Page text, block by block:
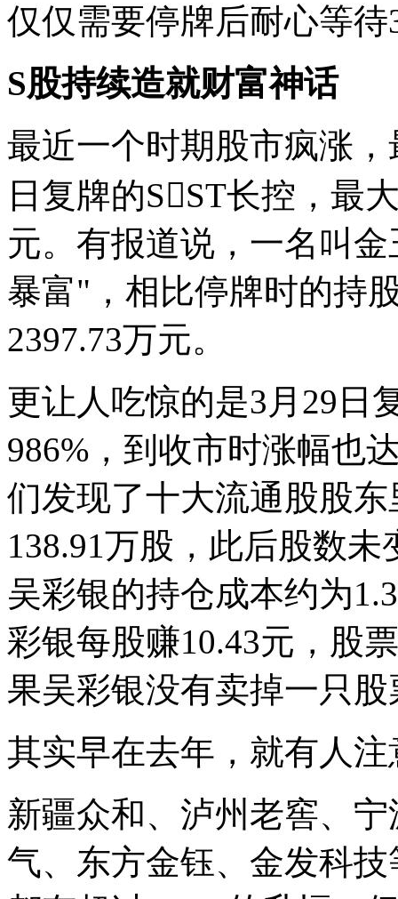
仅仅需要停牌后耐心等待
S股持续造就财富神话
最近一个时期股市疯涨
日复牌的SST长控，最
元。有报道说，一名叫
暴富"，相比停牌时的持
2397.73万元。
更让人吃惊的是3月29日
986%，到收市时涨幅也
们发现了十大流通股股
138.91万股，此后股数
吴彩银的持仓成本约为
彩银每股赚10.43元，股
果吴彩银没有卖掉一只
其实早在去年，就有人
新疆众和、泸州老窖、
气、东方金钰、金发科